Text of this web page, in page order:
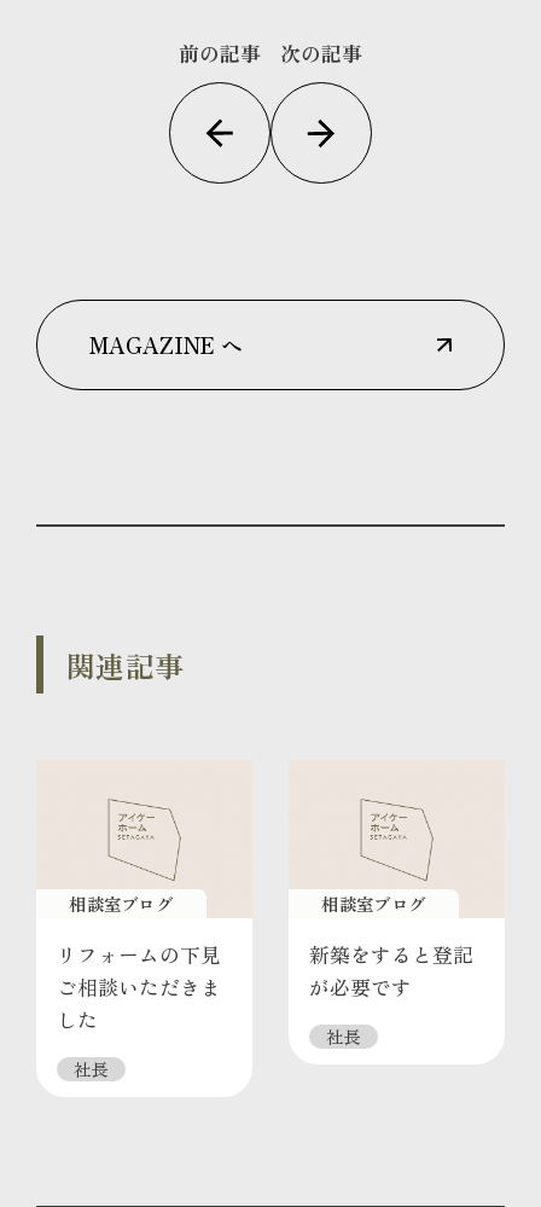
前の記事 次の記事
MAGAZINE へ
関連記事
相談室ブログ
リフォームの下見
ご相談いただきま
した
社長
相談室ブログ
新築をすると登記
が必要です
社長